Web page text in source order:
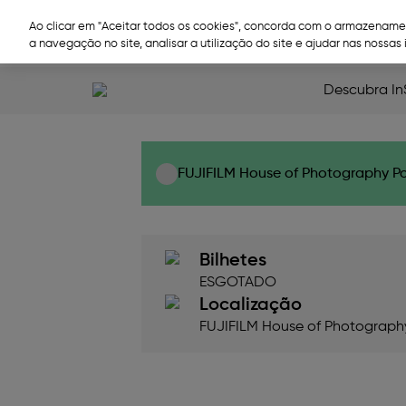
Search
Descubra
X-Talk
FUJIFILM House of Photography
Bilhetes
ESGOTADO
Localização
FUJIFILM House of
Ao clicar em "Aceitar todos os cookies", concorda com o
a navegação no site, analisar a utilização do site e ajudar nas nossas